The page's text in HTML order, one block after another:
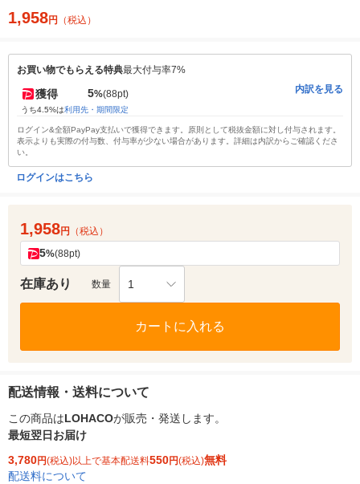
1,958円 （税込）
お買い物でもらえる特典最大付与率7%
獲得 5%(88pt)
うち4.5%は利用先・期間限定
内訳を見る
ログイン&全額PayPay支払いで獲得できます。原則として税抜金額に対し付与されます。
表示よりも実際の付与数、付与率が少ない場合があります。詳細は内訳からご確認くださ
い。
ログインはこちら
1,958円 （税込）
5%(88pt)
在庫あり 数量 1
カートに入れる
配送情報・送料について
この商品はLOHACOが販売・発送します。
最短翌日お届け
3,780円(税込)以上で基本配送料550円(税込)無料
配送料について